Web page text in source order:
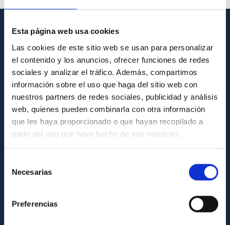
Esta página web usa cookies
Las cookies de este sitio web se usan para personalizar
el contenido y los anuncios, ofrecer funciones de redes
sociales y analizar el tráfico. Además, compartimos
información sobre el uso que haga del sitio web con
nuestros partners de redes sociales, publicidad y análisis
web, quienes pueden combinarla con otra información
que les haya proporcionado o que hayan recopilado a
partir del uso que haya hecho de sus servicios.
Necesarias
Preferencias
Contact
How to get to the IAC
List of personnel
Library
General register